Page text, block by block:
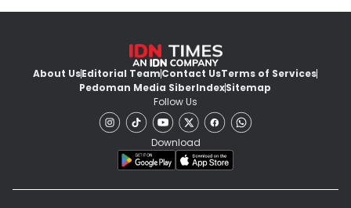
About UsEditorial TeamContact UsTerms of Services
Pedoman Media SiberIndexSitemap
Follow Us
Download